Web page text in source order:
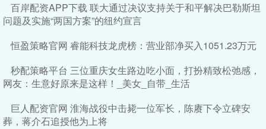
百岸配资APP下载 联大通过决议支持关于和平解决巴勒斯坦
问题及实施“两国方案”的纽约宣言
恒盈策略官网 睿能科技龙虎榜：营业部净买入1051.23万元
秒配策略平台 三位重庆女生路边吃小面，打扮精致松弛感，
网友：生意好原来是这样！_美女_自带_生活
巨人配资官网 淮海战役中击毙一位军长，陈赓下令立碑安
葬，蒋介石追授他为上将